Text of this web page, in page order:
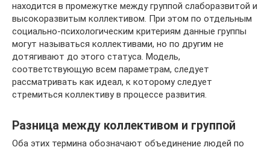
находится в промежутке между группой слаборазвитой и
высокоразвитым коллективом. При этом по отдельным
социально-психологическим критериям данные группы
могут называться коллективами, но по другим не
дотягивают до этого статуса. Модель,
соответствующую всем параметрам, следует
рассматривать как идеал, к которому следует
стремиться коллективу в процессе развития.
Разница между коллективом и группой
Оба этих термина обозначают объединение людей по